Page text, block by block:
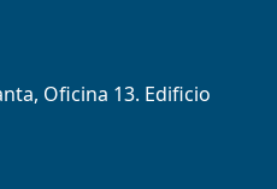
Oficina 13. Edificio